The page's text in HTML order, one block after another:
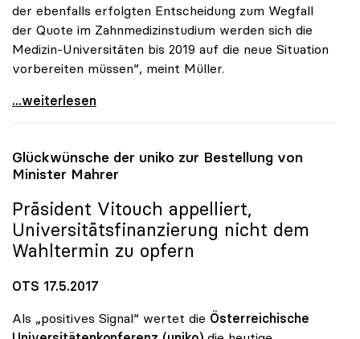
der ebenfalls erfolgten Entscheidung zum Wegfall
der Quote im Zahnmedizinstudium werden sich die
Medizin-Universitäten bis 2019 auf die neue Situation
vorbereiten müssen“, meint Müller.
uniko begrüsst Entscheidung der EU-Kommission zu
...weiterlesen
Glückwünsche der uniko zur Bestellung von
Minister Mahrer
Präsident Vitouch appelliert,
Universitätsfinanzierung nicht dem
Wahltermin zu opfern
OTS 17.5.2017
Als „positives Signal“ wertet die Österreichische